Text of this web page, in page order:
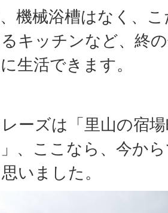
機械浴槽はなく、
キッチンなど、終
生活できます。
ーズは「里山の宿
、ここなら、今か
いました。